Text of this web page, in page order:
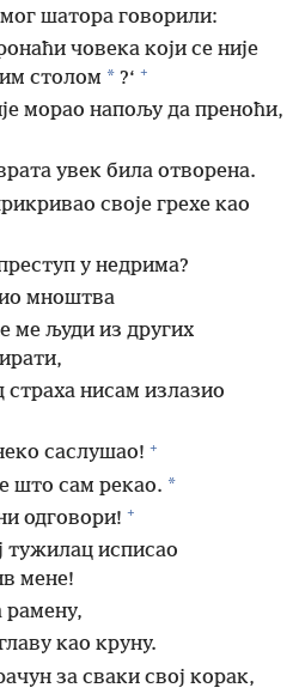
шатора говорили:
човека који се није
столом * ?‘ +
морао напољу да преноћи,
увек била отворена.
своје грехе као
у недрима?
мноштва
ме људи из других
страха нисам излазио
саслушао! +
што сам рекао. *
одговори! +
тужилац исписао
мене!
рамену,
као круну.
за сваки свој корак,